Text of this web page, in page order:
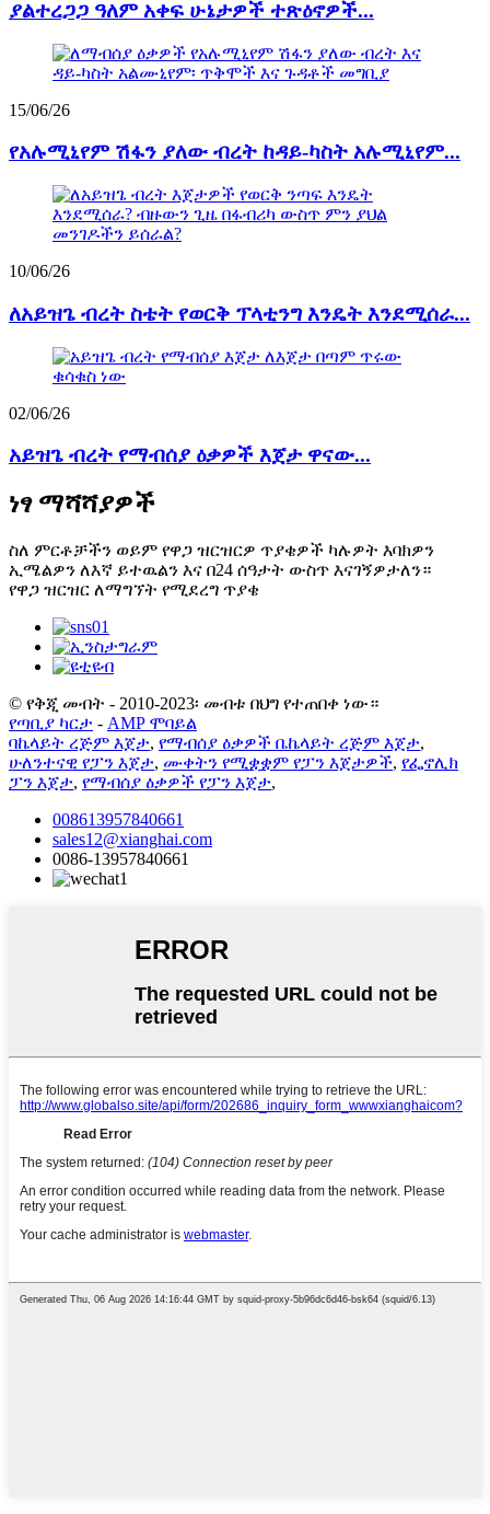
ያልተረጋጋ ዓለም አቀፍ ሁኔታዎች ተጽዕኖዎች...
15/06/26
የአሉሚኒየም ሽፋን ያለው ብረት ከዳይ-ካስት አሉሚኒየም...
10/06/26
ለአይዝጌ ብረት ስቴት የወርቅ ፕላቲንግ እንዴት እንደሚሰራ...
02/06/26
አይዝጌ ብረት የማብሰያ ዕቃዎች እጀታ ዋናው...
ነፃ ማሻሻያዎች
ስለ ምርቶቻችን ወይም የዋጋ ዝርዝርዎ ጥያቄዎች ካሉዎት እባክዎን
ኢሜልዎን ለእኛ ይተዉልን እና በ24 ሰዓታት ውስጥ እናገኝዎታለን።
የዋጋ ዝርዝር ለማግኘት የሚደረግ ጥያቄ
© የቅጂ መብት - 2010-2023፡ መብቱ በህግ የተጠበቀ ነው።
የጣቢያ ካርታ - AMP ሞባይል
ባኬላይት ረጅም እጀታ, የማብሰያ ዕቃዎች ቤኬላይት ረጅም እጀታ,
ሁለንተናዊ የፓን እጀታ, ሙቀትን የሚቋቋም የፓን እጀታዎች, የፌኖሊክ
ፓን እጀታ, የማብሰያ ዕቃዎች የፓን እጀታ,
008613957840661
sales12@xianghai.com
0086-13957840661